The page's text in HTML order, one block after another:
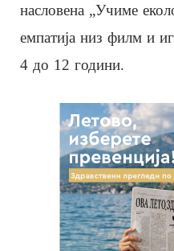
насловена „Учиме
емпатија низ филм и
4 до 12 години.